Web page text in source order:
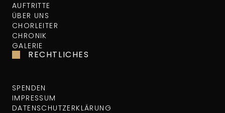
AUFTRITTE
ÜBER UNS
CHORLEITER
CHRONIK
GALERIE
RECHTLICHES
SPENDEN
IMPRESSUM
DATENSCHUTZERKLÄRUNG